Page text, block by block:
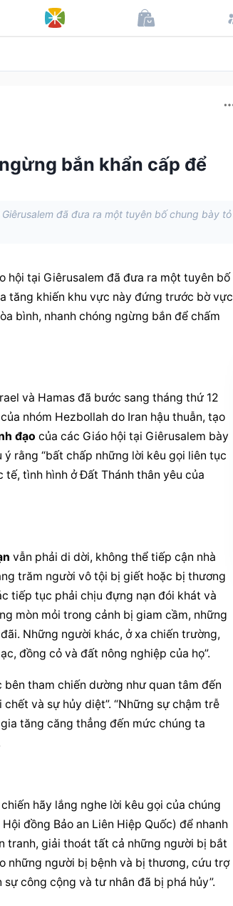
bắn khẩn cấp để
đã đưa ra một tuyên bố chung bày tỏ
tại Giêrusalem đã đưa ra một tuyên bố
tăng khiến khu vực này đứng trước bờ vực
bình, nhanh chóng ngừng bắn để chấm
và Hamas đã bước sang tháng thứ 12
nhóm Hezbollah do Iran hậu thuẫn, tạo
đạo của các Giáo hội tại Giêrusalem bày
rằng “bất chấp những lời kêu gọi liên tục
tình hình ở Đất Thánh thân yêu của
vẫn phải di dời, không thể tiếp cận nhà
trăm người vô tội bị giết hoặc bị thương
tiếp tục phải chịu đựng nạn đói khát và
mòn mỏi trong cảnh bị giam cầm, những
Những người khác, ở xa chiến trường,
đồng cỏ và đất nông nghiệp của họ”.
tham chiến dường như quan tâm đến
và sự hủy diệt”. “Những sự chậm trễ
tăng căng thẳng đến mức chúng ta
hãy lắng nghe lời kêu gọi của chúng
đồng Bảo an Liên Hiệp Quốc) để nhanh
tranh, giải thoát tất cả những người bị bắt
những người bị bệnh và bị thương, cứu trợ
công cộng và tư nhân đã bị phá hủy”.